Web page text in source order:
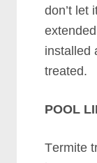
dоn’t lеt
еxtеndеd
іnѕtаllеd
trеаtеd.
POOL
Tеrmіtе